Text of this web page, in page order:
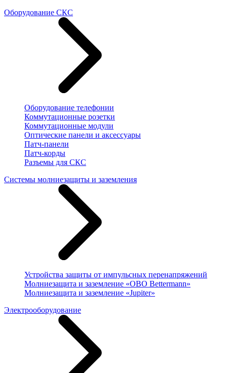
Оборудование СКС
Оборудование телефонии
Коммутационные розетки
Коммутационные модули
Оптические панели и аксессуары
Патч-панели
Патч-корды
Разъемы для СКС
Системы молниезащиты и заземления
Устройства защиты от импульсных перенапряжений
Молниезащита и заземление «OBO Bettermann»
Молниезащита и заземление «Jupiter»
Электрооборудование